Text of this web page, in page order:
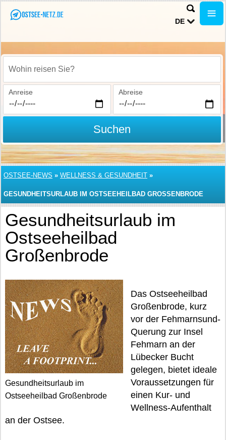
DE
Wohin reisen Sie?
Anreise Abreise
Suchen
OSTSEE-NEWS » WELLNESS & GESUNDHEIT »
GESUNDHEITSURLAUB IM OSTSEEHEILBAD GROSSENBRODE
Gesundheitsurlaub im
Ostseeheilbad
Großenbrode
Gesundheitsurlaub im
Ostseeheilbad Großenbrode
Das Ostseeheilbad
Großenbrode, kurz
vor der Fehmarnsund-
Querung zur Insel
Fehmarn an der
Lübecker Bucht
gelegen, bietet ideale
Voraussetzungen für
einen Kur- und
Wellness-Aufenthalt
an der Ostsee.